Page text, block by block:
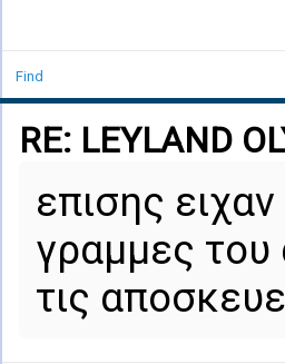
Find
RE: LEYLAND
επισης
γραμμες του
τις